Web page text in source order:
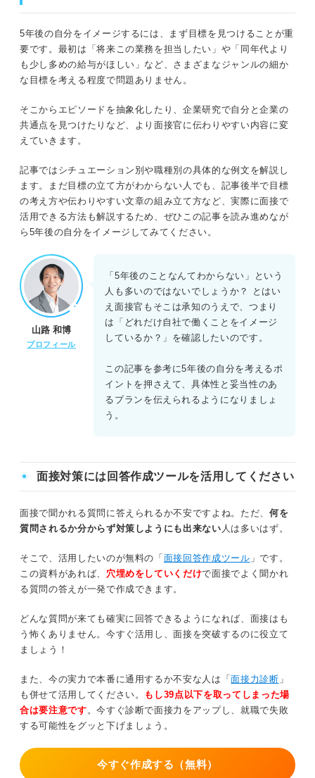
ステップ⑤将来の自分をワークシートなど
を用いてイメージしてみる
すく伝える文章構成
②その姿に至った理由を伝える
③5年後に理想を実現するための具体的な計
画を伝える
④「5年後の自分」が企業に貢献できること
「5年後の自分」の回答で周囲と差をつけるコツ
企業の利益を意識した内容にする
主体性のある回答を目指す
内容を自己PRや志望動機と結びつける
深掘りされても答えられるように対策を練
る
べき回答の4つの傾向
②プライベートが強い内容は避ける
④曖昧な表現は避ける
ールして選考を突破しよう
5年後の自分をイメージするには、まず目標を見つけることが重
要です。最初は「将来この業務を担当したい」や「同年代より
も少し多めの給与がほしい」など、さまざまなジャンルの細か
な目標を考える程度で問題ありません。
そこからエピソードを抽象化したり、企業研究で自分と企業の
共通点を見つけたりなど、より面接官に伝わりやすい内容に変
えていきます。
記事ではシチュエーション別や職種別の具体的な例文を解説し
ます。まだ目標の立て方がわからない人でも、記事後半で目標
の考え方や伝わりやすい文章の組み立て方など、実際に面接で
活用できる方法も解説するため、ぜひこの記事を読み進めなが
ら5年後の自分をイメージしてみてください。
山路 和博
プロフィール
「5年後のことなんてわからない」という
人も多いのではないでしょうか？ とはい
え面接官もそこは承知のうえで、つまり
は「どれだけ自社で働くことをイメージ
しているか？」を確認したいのです。
この記事を参考に5年後の自分を考えるポ
イントを押さえて、具体性と妥当性のあ
るプランを伝えられるようになりましょ
う。
面接対策には回答作成ツールを活用してください
面接で聞かれる質問に答えられるか不安ですよね。ただ、 何を
質問されるか分からず対策しようにも出来ない 人は多いはず。
そこで、活用したいのが無料の「 面接回答作成ツール 」です。
この資料があれば、 穴埋めをしていくだけで面接でよく聞かれ
る質問の答えが一発で作成できます。
どんな質問が来ても確実に回答できるようになれば、面接はも
う怖くありません。今すぐ活用し、面接を突破するのに役立て
ましょう！
また、今の実力で本番に通用するか不安な人は「面接力診断 」
も併せて活用してください。
もし39点以下を取ってしまった場
合は要注意です。今すぐ診断で面接力をアップし、就職で失敗
する可能性をグッと下げましょう。
今すぐ作成する（無料）